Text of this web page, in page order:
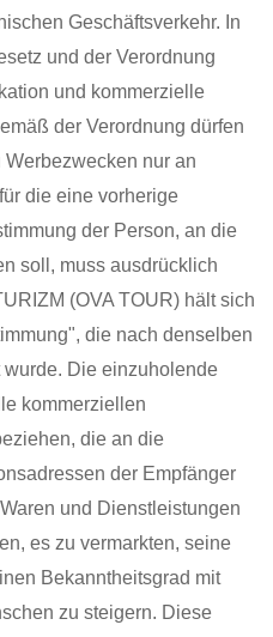
Geschäftsverkehr. In
und der Verordnung
und kommerzielle
der Verordnung dürfen
nur an
die eine vorherige
der Person, an die
soll, muss ausdrücklich
(OVA TOUR) hält sich
die nach denselben
Die einzuholende
kommerziellen
die an die
der Empfänger
und Dienstleistungen
es zu vermarkten, seine
Bekanntheitsgrad mit
zu steigern. Diese